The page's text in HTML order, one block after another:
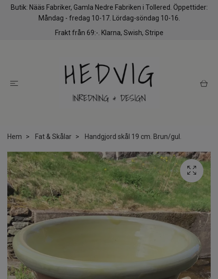
Butik: Nääs Fabriker, Gamla Nedre Fabriken i Tollered. Öppettider:
Måndag - fredag 10-17. Lördag-söndag 10-16.
Frakt från 69:-. Klarna, Swish, Stripe
Hem Fat & Skålar Handgjord skål 19 cm. Brun/gul.